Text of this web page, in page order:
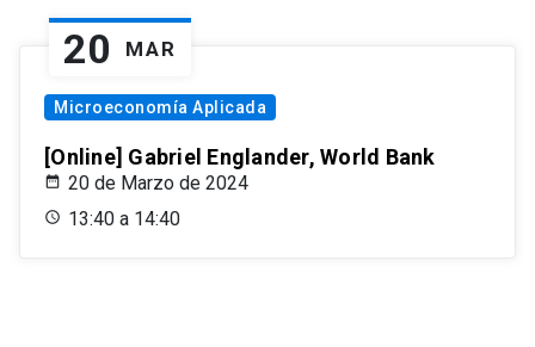
20 MAR
Microeconomía Aplicada
[Online] Gabriel Englander, World Bank
20 de Marzo de 2024
13:40 a 14:40